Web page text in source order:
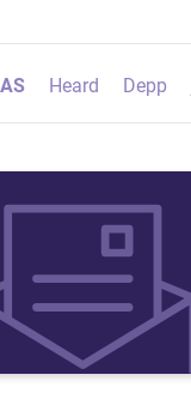
Heard Depp